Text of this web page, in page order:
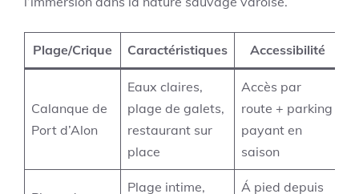
Plage/Crique Caractéristiques Accessibilité
Calanque de
Port d’Alon
Eaux claires,
plage de galets,
restaurant sur
place
Accès par
route + parking
payant en
saison
Plage intime,
Á pied depuis